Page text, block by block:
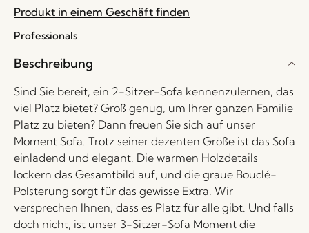
Produkt in einem Geschäft finden
Professionals
Beschreibung
Sind Sie bereit, ein 2-Sitzer-Sofa kennenzulernen, das
viel Platz bietet? Groß genug, um Ihrer ganzen Familie
Platz zu bieten? Dann freuen Sie sich auf unser
Moment Sofa. Trotz seiner dezenten Größe ist das Sofa
einladend und elegant. Die warmen Holzdetails
lockern das Gesamtbild auf, und die graue Bouclé-
Polsterung sorgt für das gewisse Extra. Wir
versprechen Ihnen, dass es Platz für alle gibt. Und falls
doch nicht, ist unser 3-Sitzer-Sofa Moment die